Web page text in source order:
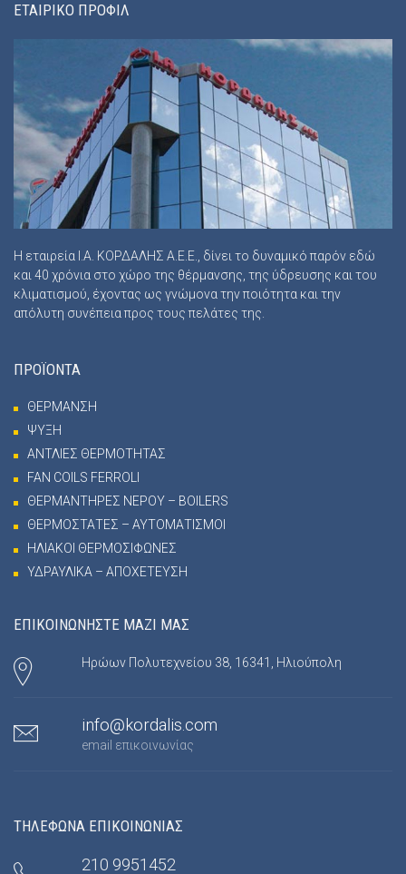
ΕΤΑΙΡΙΚΟ ΠΡΟΦΙΛ
Η εταιρεία Ι.Α. ΚΟΡΔΑΛΗΣ Α.Ε.Ε., δίνει το δυναμικό παρόν εδώ
και 40 χρόνια στο χώρο της θέρμανσης, της ύδρευσης και του
κλιματισμού, έχοντας ως γνώμονα την ποιότητα και την
απόλυτη συνέπεια προς τους πελάτες της.
ΠΡΟΪΟΝΤΑ
ΘΕΡΜΑΝΣΗ
ΨΥΞΗ
ΑΝΤΛΙΕΣ ΘΕΡΜΟΤΗΤΑΣ
FAN COILS FERROLI
ΘΕΡΜΑΝΤΗΡΕΣ ΝΕΡΟΥ – BOILERS
ΘΕΡΜΟΣΤΑΤΕΣ – ΑΥΤΟΜΑΤΙΣΜΟΙ
ΗΛΙΑΚΟΙ ΘΕΡΜΟΣΙΦΩΝΕΣ
ΥΔΡΑΥΛΙΚΑ – ΑΠΟΧΕΤΕΥΣΗ
ΕΠΙΚΟΙΝΩΝΗΣΤΕ ΜΑΖΙ ΜΑΣ
Ηρώων Πολυτεχνείου 38, 16341, Ηλιούπολη
info@kordalis.com
email επικοινωνίας
ΤΗΛΕΦΩΝΑ ΕΠΙΚΟΙΝΩΝΙΑΣ
210 9951452